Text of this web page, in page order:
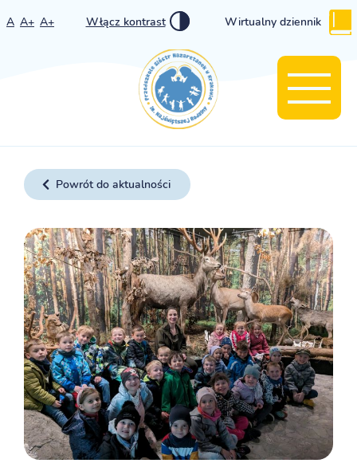
A A+ A+ Włącz kontrast Wirtualny dziennik
Powrót do aktualności